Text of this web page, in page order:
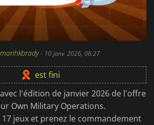
manhkbrady- 10 janv. 2026, 06:27
est fini
l'édition de janvier 2026 de l'offre
Own Military Operations.
jeux et prenez le commandement